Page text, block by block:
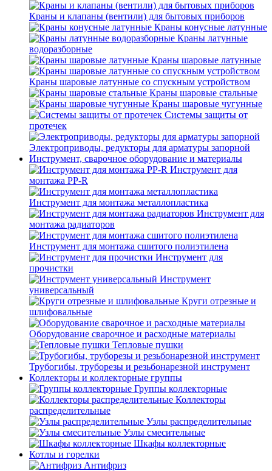
Краны и клапаны (вентили) для бытовых приборов
Краны конусные латунные
Краны латунные
водоразборные
Краны шаровые латунные
Краны шаровые латунные со спускным устройством
Краны шаровые стальные
Краны шаровые чугунные
Системы защиты от
протечек
Электроприводы, редукторы для арматуры запорной
Инструмент, сварочное оборудование и материалы
Инструмент для
монтажа PP-R
Инструмент для монтажа металлопластика
Инструмент для
монтажа радиаторов
Инструмент для монтажа сшитого полиэтилена
Инструмент для
прочистки
Инструмент
универсальный
Круги отрезные и
шлифовальные
Оборудование сварочное и расходные материалы
Тепловые пушки
Трубогибы, труборезы и резьбонарезной инструмент
Коллекторы и коллекторные группы
Группы коллекторные
Коллекторы
распределительные
Узлы распределительные
Узлы смесительные
Шкафы коллекторные
Котлы и горелки
Антифриз